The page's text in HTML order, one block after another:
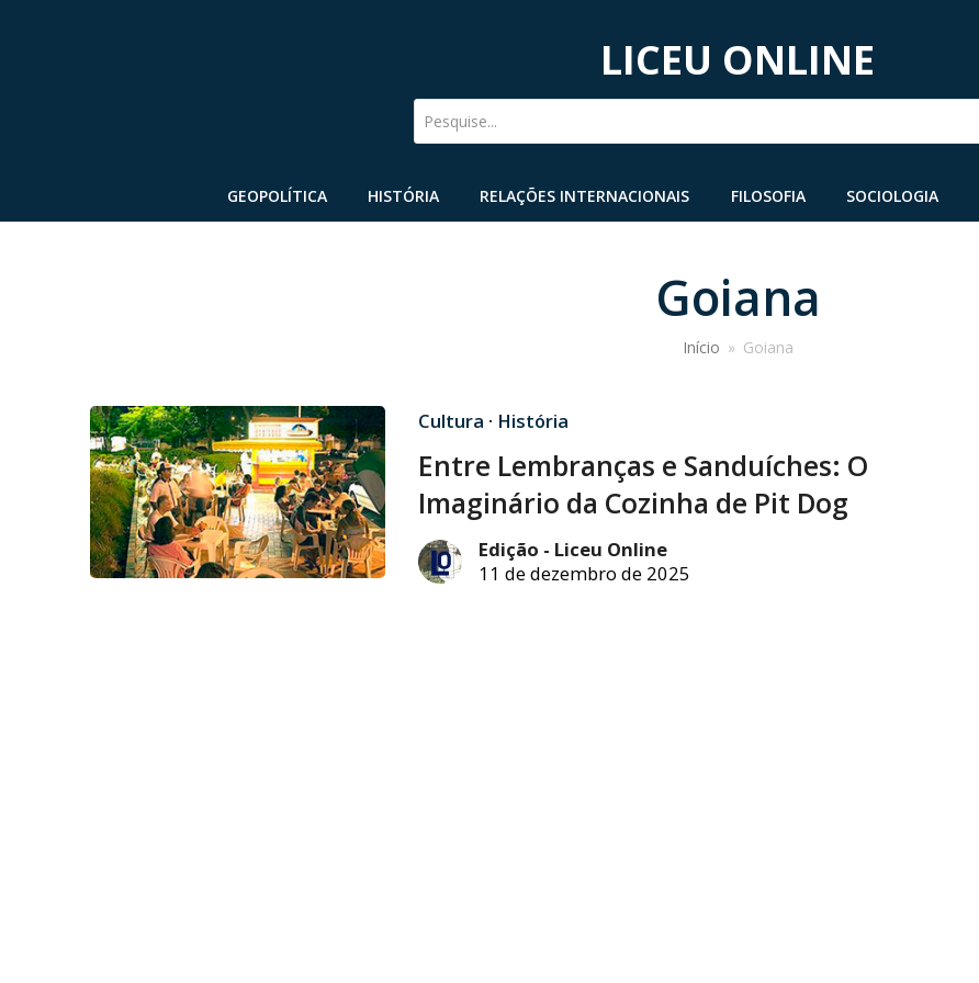
LICEU ONLINE
Pesquise...
GEOPOLÍTICA HISTÓRIA RELAÇÕES INTERNACIONAIS FILOSOFIA SOCIOLOGIA
Goiana
Início » Goiana
Cultura · História
Entre Lembranças e Sanduíches: O
Imaginário da Cozinha de Pit Dog
Edição - Liceu Online
11 de dezembro de 2025